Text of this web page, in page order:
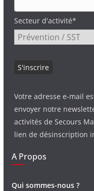
Secteur d'activité*
Votre adresse e-mail
envoyer notre
activités de Secours
lien de désinscription
A Propos
Qui sommes-nous ?